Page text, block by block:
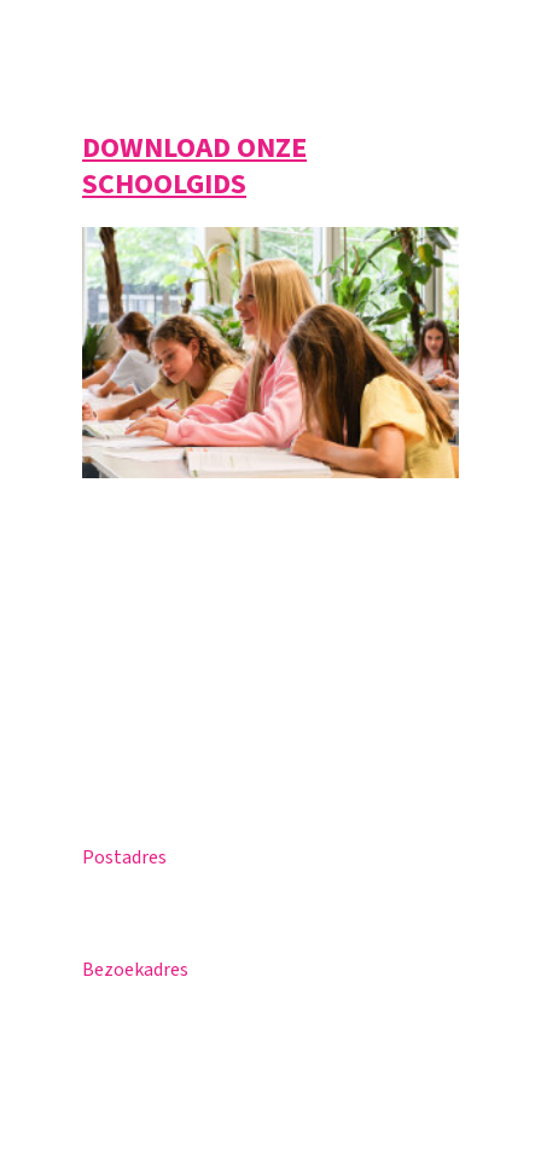
DOWNLOAD ONZE
SCHOOLGIDS
Postadres
Bezoekadres